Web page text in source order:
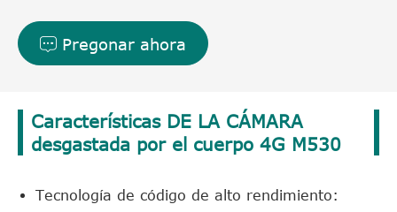
 Pregonar ahora
Características DE LA CÁMARA
desgastada por el cuerpo 4G M530
Tecnología de código de alto rendimiento: